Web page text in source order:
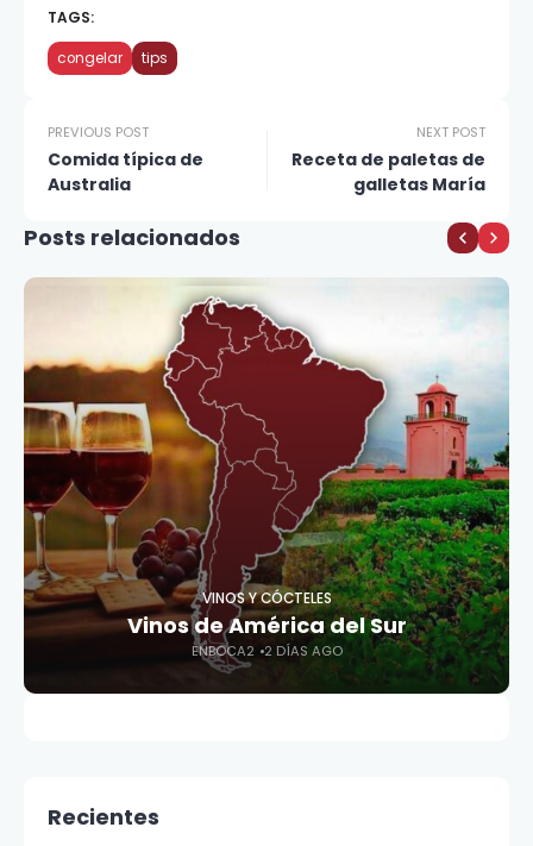
TAGS:
congelar tips
PREVIOUS POST
Comida típica de
Australia
NEXT POST
Receta de paletas de
galletas María
Posts relacionados
VINOS Y CÓCTELES
Vinos de América del Sur
ENBOCA2 2 DÍAS AGO
Recientes